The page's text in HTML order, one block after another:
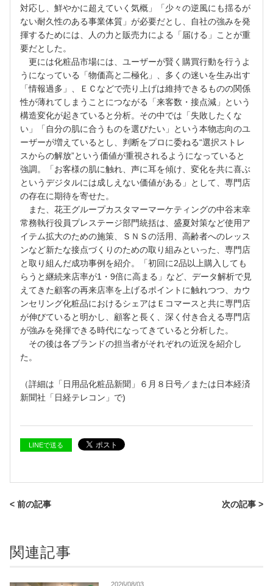
対応し、鮮やかに超えていく気概」「少々の逆風にも揺るが
ない耐久性のある事業体質」が必要だとし、自社の強みを発
揮するためには、人の力と販売力による「届ける」ことが重
要だとした。
更には化粧品市場には、ユーザーが賢く購買行動を行うよ
うになっている「物価高と二極化」、多くの迷いを生み出す
「情報過多」、ＥＣなどで売り上げは維持できるものの関係
性が薄れてしまうことにつながる「来客数・接点減」という
構造変化が起きていると分析。その中では「失敗したくな
い」「自分の肌に合うものを選びたい」という本物志向のユ
ーザーが増えているとし、判断をプロに委ねる“選択ストレ
スからの解放”という価値が重視されるようになっていると
強調。「お客様の肌に触れ、声に耳を傾け、変化を共に喜ぶ
というデジタルには成しえない価値がある」として、専門店
の存在に期待を寄せた。
また、花王グループカスタマーマーケティングの中谷末幸
常務執行役員プレステージ部門統括は、盛夏対策など使用ア
イテム拡大のための施策、ＳＮＳの活用、高齢者へのレッス
ンなど新たな接点づくりのための取り組みといった、専門店
と取り組んだ成功事例を紹介。「初回に2品以上購入しても
らうと継続来店率が1・9倍に高まる」など、データ解析で見
えてきた顧客の再来店率を上げるポイントに触れつつ、カウ
ンセリング化粧品におけるシェアはＥコマースと共に専門店
が伸びていると明かし、顧客と長く、深く付き合える専門店
が強みを発揮できる時代になってきていると分析した。
その後は各ブランドの担当者がそれぞれの近況を紹介し
た。
（詳細は「日用品化粧品新聞」６月８日号／または日本経済
新聞社「日経テレコン」で)
LINEで送る
< 前の記事 次の記事 >
関連記事
2026/08/03